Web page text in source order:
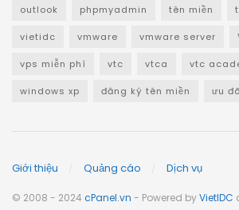
outlook phpmyadmin tên miền
vietidc vmware vmware server
vps miễn phí vtc vtca vtc
windows xp đăng ký tên miền ưu
Giới thiệu Quảng cáo Dịch vụ
© 2008 - 2024 cPanel.vn - Powered byVietIDC